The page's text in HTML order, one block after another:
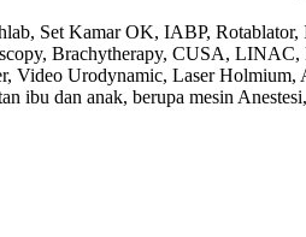
Set Kamar OK, IABP,
Brachytherapy, CUSA, LINAC,
Urodynamic, Laser
ibu dan anak, berupa mesin